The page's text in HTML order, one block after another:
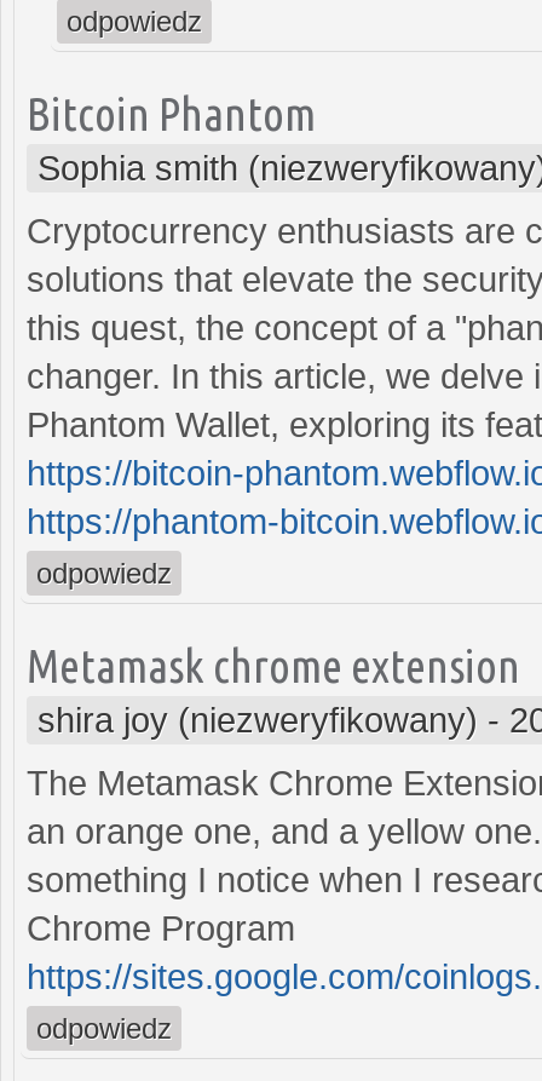
odpowiedz
Bitcoin Phantom
Sophia smith
Cryptocurrency enthusiasts are
solutions that elevate the
this quest, the concept of a
changer. In this article, we
Phantom Wallet, exploring its
https://bitcoin-
https://phantom-
odpowiedz
Metamask chrome extension
shira joy (niezweryfikowany) -
The Metamask Chrome
an orange one, and a yellow
something I notice when I
Chrome Program
https://sites.google.com/
odpowiedz